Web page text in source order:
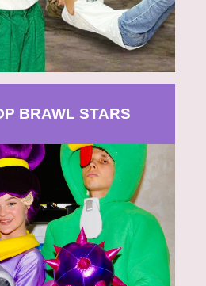
BRAWL STARS